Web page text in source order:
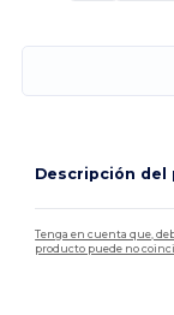
Descripción del
Tenga en cuenta que,
producto puede no